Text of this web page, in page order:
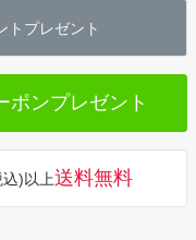
トプレゼント
ポンプレゼント
)以上送料無料